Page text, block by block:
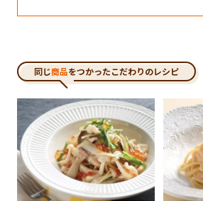
同じ商品をつかったこだわりのレシピ